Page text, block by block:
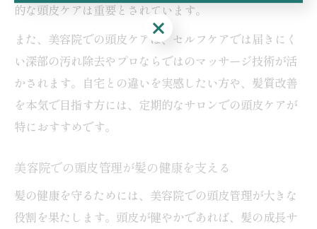
的な頭皮ケアは重要とされています。
また、美容院での頭皮ケアは、セルフケアでは届きにく
い深部の汚れ除去やプロならではのマッサージ技術が活
かされます。自宅との違いを実感したい方や、髪質改善
を本気で目指す方には、定期的なサロンでの頭皮ケアが
特におすすめです。
美容院での頭皮管理が髪の健康を支える
髪の健康を守るためには、美容院での頭皮管理が大きな
役割を果たします。頭皮が健やかであれば、髪の成長サ
ご予約はこちら